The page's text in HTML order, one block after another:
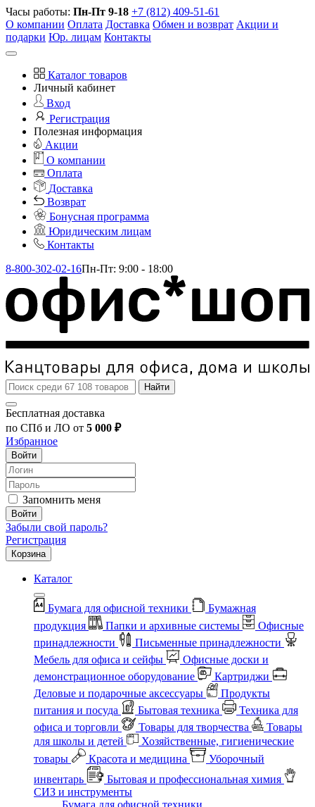
Часы работы: Пн-Пт 9-18 +7 (812) 409-51-61
О компании Оплата Доставка Обмен и возврат Акции и
подарки Юр. лицам Контакты
Каталог товаров
Личный кабинет
Вход
Регистрация
Полезная информация
Акции
О компании
Оплата
Доставка
Возврат
Бонусная программа
Юридическим лицам
Контакты
8-800-302-02-16Пн-Пт: 9:00 - 18:00
Найти
Бесплатная доставка
по СПб и ЛО от 5 000 ₽
Избранное
Войти
Запомнить меня
Войти
Забыли свой пароль?
Регистрация
Корзина
Каталог
Бумага для офисной техники
Бумажная
продукция
Папки и архивные системы
Офисные
принадлежности
Письменные принадлежности
Мебель для офиса и сейфы
Офисные доски и
демонстрационное оборудование
Картриджи
Деловые и подарочные аксессуары
Продукты
питания и посуда
Бытовая техника
Техника для
офиса и торговли
Товары для творчества
Товары
для школы и детей
Хозяйственные, гигиенические
товары
Красота и медицина
Уборочный
инвентарь
Бытовая и профессиональная химия
СИЗ и инструменты